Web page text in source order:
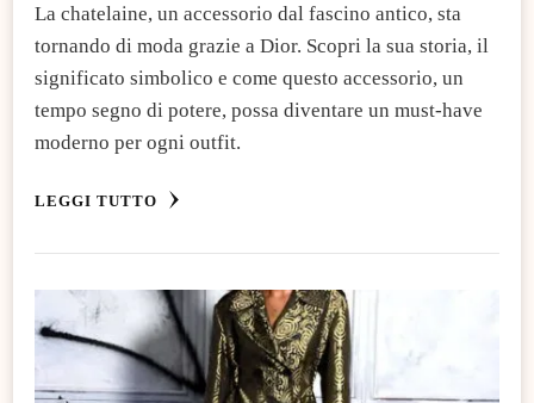
La chatelaine, un accessorio dal fascino antico, sta
tornando di moda grazie a Dior. Scopri la sua storia, il
significato simbolico e come questo accessorio, un
tempo segno di potere, possa diventare un must-have
moderno per ogni outfit.
LEGGI TUTTO